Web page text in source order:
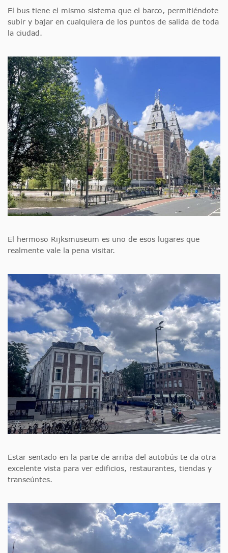
El bus tiene el mismo sistema que el barco, permitiéndote
subir y bajar en cualquiera de los puntos de salida de toda
la ciudad.
El hermoso Rijksmuseum es uno de esos lugares que
realmente vale la pena visitar.
Estar sentado en la parte de arriba del autobús te da otra
excelente vista para ver edificios, restaurantes, tiendas y
transeúntes.